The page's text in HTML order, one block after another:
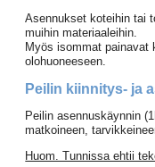
Asennukset koteihin tai
muihin materiaaleihin.
Myös isommat painavat
olohuoneeseen.
Peilin kiinnitys- ja
Peilin asennuskäynnin
matkoineen,
Huom. Tunnissa ehtii